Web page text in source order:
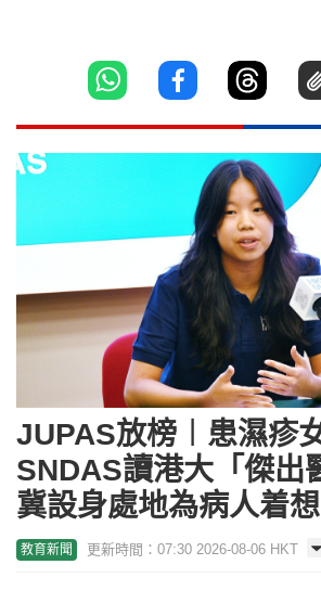
JUPAS放榜︱患濕疹
SNDAS讀港大「傑出
冀設身處地為病人着想
教育新聞 更新時間：07:30 2026-08-06 HKT